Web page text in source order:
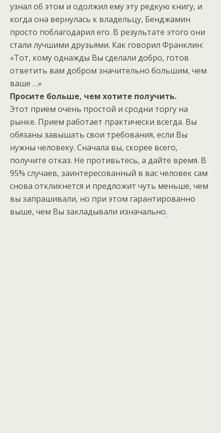
узнал об этом и одолжил ему эту редкую книгу, и
когда она вернулась к владельцу, Бенджамин
просто поблагодарил его. В результате этого они
стали лучшими друзьями. Как говорил Франклин:
«Тот, кому однажды Вы сделали добро, готов
ответить вам добром значительно большим, чем
ваше …»
Просите больше, чем хотите получить.
Этот прием очень простой и сродни торгу на
рынке. Прием работает практически всегда. Вы
обязаны завышать свои требования, если Вы
нужны человеку. Сначала вы, скорее всего,
получите отказ. Не противьтесь, а дайте время. В
95% случаев, заинтересованный в вас человек сам
снова откликнется и предложит чуть меньше, чем
вы запрашивали, но при этом гарантированно
выше, чем Вы закладывали изначально.